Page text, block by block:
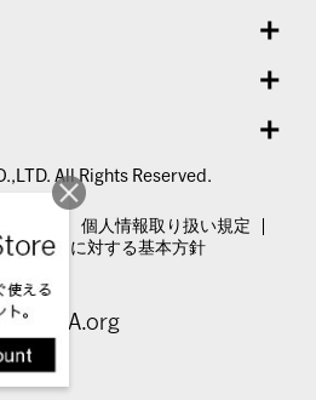
All Rights Reserved.
個人情報取り扱い規定
メントに対する基本方針
MoMA.org